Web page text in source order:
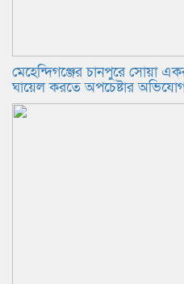
মেহেন্দিগঞ্জের চানপুরে সোয়া
ঘায়েল করতে অপচেষ্টার